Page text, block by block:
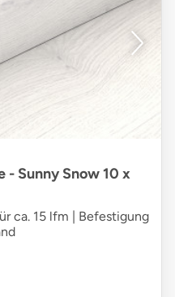
- Sunny Snow 10 x
ca. 15 lfm | Befestigung